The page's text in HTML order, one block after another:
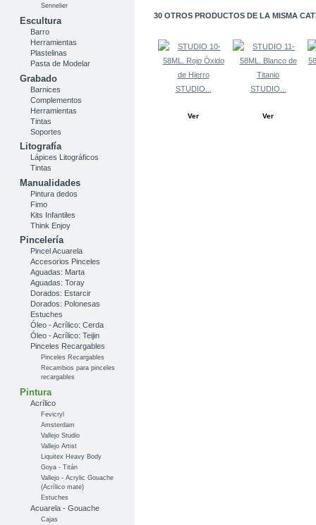
Sennelier
Escultura
Barro
Herramientas
Plastelinas
Pasta de Modelar
Grabado
Barnices
Complementos
Herramientas
Tintas
Soportes
Litografía
Lápices Litográficos
Tintas
Manualidades
Pintura dedos
Fimo
Kits Infantiles
Think Enjoy
Pincelería
Pincel Acuarela
Accesorios Pinceles
Aguadas: Marta
Aguadas: Toray
Dorados: Estarcir
Dorados: Polonesas
Estuches
Óleo - Acrílico: Cerda
Óleo - Acrílico: Teijin
Pinceles Recargables
Pinceles Recargables
Recambios para pinceles
recargables
Pintura
Acrílico
Fevicryl
Amsterdam
Vallejo Studio
Vallejo Artist
Liquitex Heavy Body
Goya - Titán
Vallejo - Acrylic Gouache
(Acrílico mate)
Estuches
Acuarela - Gouache
Cajas
30 OTROS PRODUCTOS DE LA MISMA
STUDIO...
Ver
STUDIO...
Ver